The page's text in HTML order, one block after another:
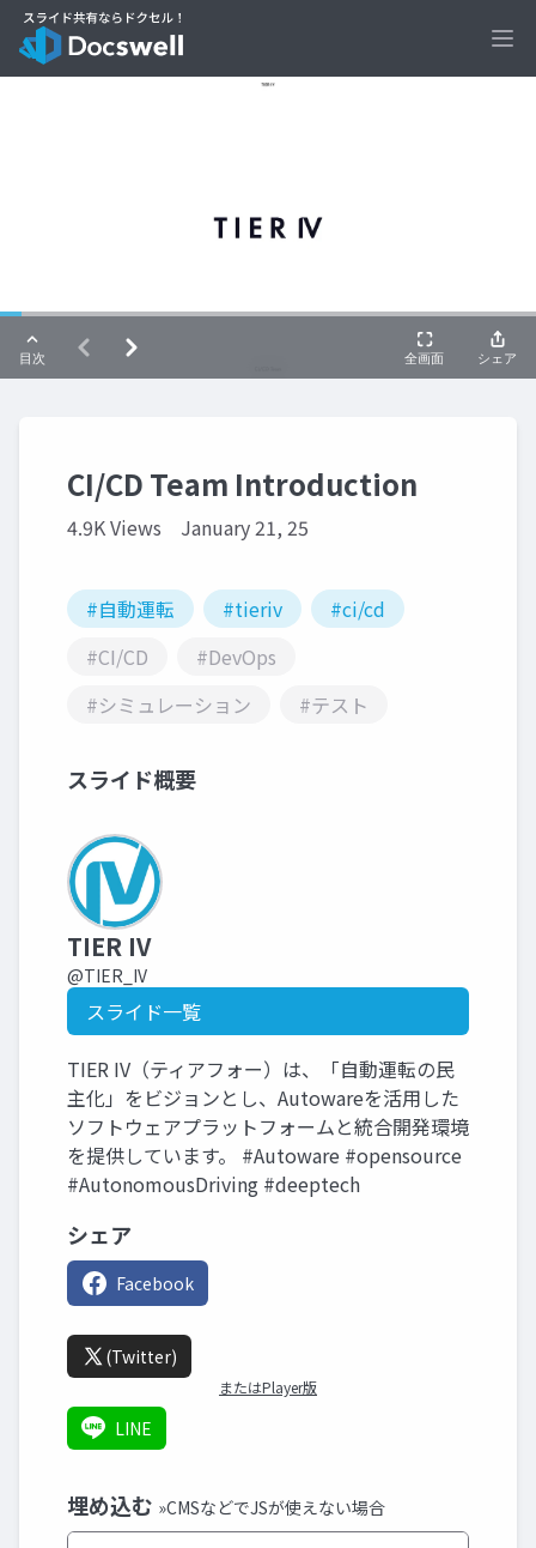
CI/CD Team Introduction
4.9K Views January 21, 25
#自動運転 #tieriv
#ci/cd
#CI/CD
#DevOps
#シミュレーション
#テスト
スライド概要
TIER IV
@TIER_IV
スライド一覧
TIER IV（ティアフォー）は、「自動運転の民
主化」をビジョンとし、Autowareを活用した
ソフトウェアプラットフォームと統合開発環境
を提供しています。 #Autoware #opensource
#AutonomousDriving #deeptech
シェア
Facebook
(Twitter)
またはPlayer版
LINE
埋め込む »CMSなどでJSが使えない場合